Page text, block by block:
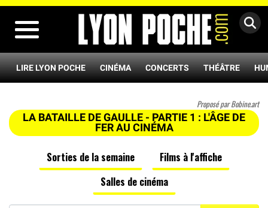
LIRE LYON POCHE CINÉMA CONCERTS THÉÂTRE
Proposé par Bobine.art
LA BATAILLE DE GAULLE - PARTIE 1 : L'ÂGE DE
FER AU CINÉMA
Sorties de la semaine
Films à l'affiche
Salles de cinéma